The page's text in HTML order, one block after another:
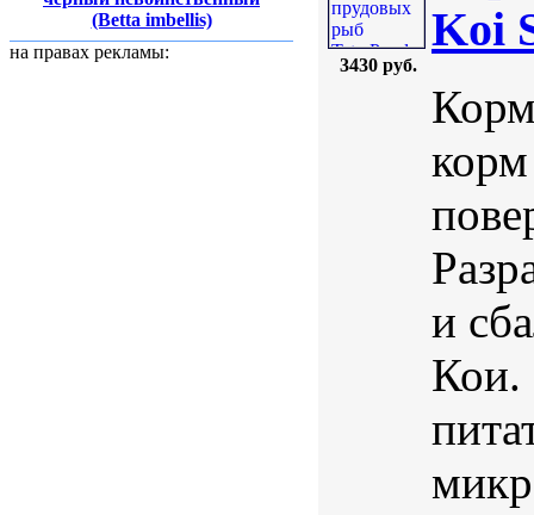
(Betta imbellis)
на правах рекламы:
3430 руб.
Koi
и
Кои.